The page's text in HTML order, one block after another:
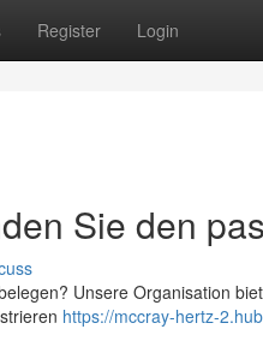
Register Login
Sie den
Unsere Organisation
https://mccray-hertz-